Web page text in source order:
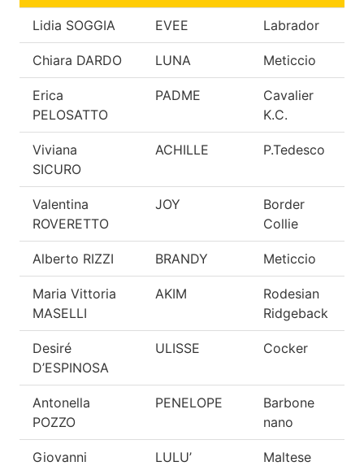
Lidia SOGGIA EVEE Labrador
Chiara DARDO LUNA Meticcio
Erica
PELOSATTO
PADME
Cavalier
K.C.
Viviana
SICURO
ACHILLE P.Tedesco
Valentina
ROVERETTO
JOY
Border
Collie
Alberto RIZZI BRANDY Meticcio
Maria Vittoria
MASELLI
AKIM
Rodesian
Ridgeback
Desiré
D’ESPINOSA
ULISSE Cocker
Antonella
POZZO
PENELOPE
Barbone
nano
Giovanni
LULU’ Maltese